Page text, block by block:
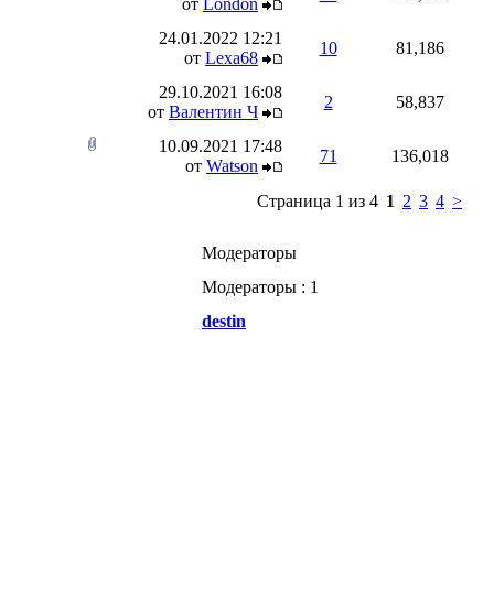
от London
24.01.2022 12:21
от Lexa68
10 81,186
29.10.2021 16:08
от Валентин Ч
2 58,837
10.09.2021 17:48
от Watson
71 136,018
Страница 1 из 4 1 2 3 4 >
Модераторы
Модераторы : 1
destin